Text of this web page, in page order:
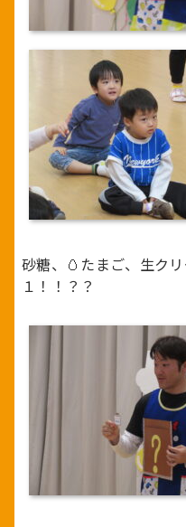
砂糖、🥚たまご、生ク
１！！？？